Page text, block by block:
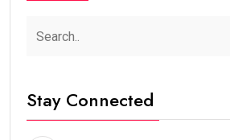
Stay Connected